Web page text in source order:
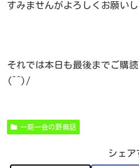
すみませんがよろしくお願い
それでは本日も最後までご購
(^^)/
一期一会の野鳥話
シェア